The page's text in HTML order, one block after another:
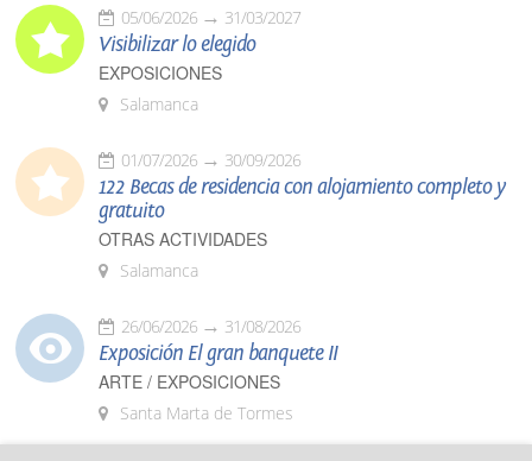
05/06/2026 31/03/2027
Visibilizar lo elegido
EXPOSICIONES
Salamanca
01/07/2026 30/09/2026
122 Becas de residencia con alojamiento completo y
gratuito
OTRAS ACTIVIDADES
Salamanca
26/06/2026 31/08/2026
Exposición El gran banquete II
ARTE / EXPOSICIONES
Santa Marta de Tormes